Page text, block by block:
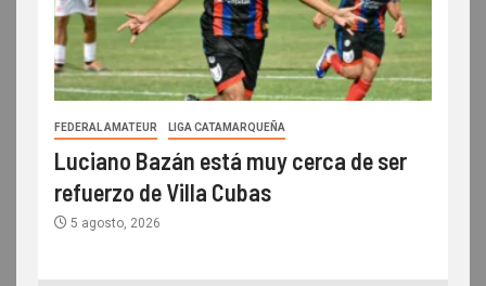
FEDERAL AMATEUR LIGA CATAMARQUEÑA
Luciano Bazán está muy cerca de ser
refuerzo de Villa Cubas
5 agosto, 2026